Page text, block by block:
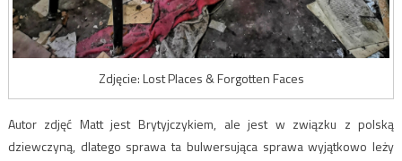
Zdjęcie: Lost Places & Forgotten Faces
Autor zdjęć Matt jest Brytyjczykiem, ale jest w związku z polską
dziewczyną, dlatego sprawa ta bulwersująca sprawa wyjątkowo leży